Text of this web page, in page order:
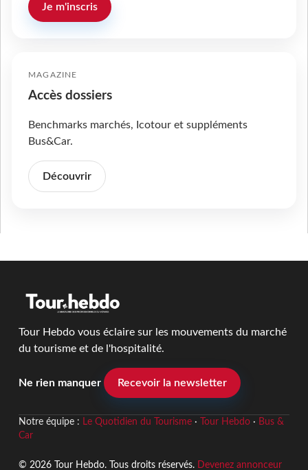
Je m'inscris
MAGAZINE
Accès dossiers
Benchmarks marchés, Icotour et suppléments
Bus&Car.
Découvrir
Tour Hebdo vous éclaire sur les mouvements du marché
du tourisme et de l'hospitalité.
Ne rien manquer Recevoir la newsletter
Notre équipe : Le Quotidien du Tourisme· Tour Hebdo· Bus &
Car
© 2026 Tour Hebdo. Tous droits réservés. Devenez annonceur